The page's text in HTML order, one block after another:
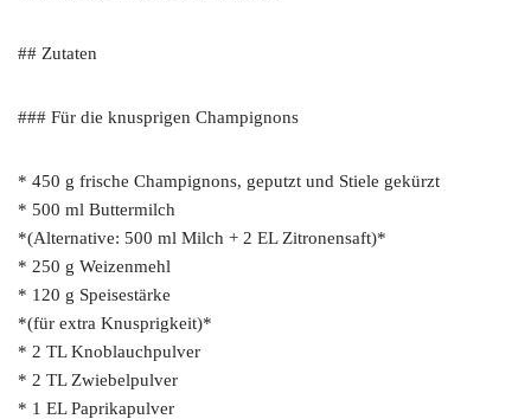
## Zutaten
### Für die knusprigen Champignons
* 450 g frische Champignons, geputzt und Stiele gekürzt
* 500 ml Buttermilch
*(Alternative: 500 ml Milch + 2 EL Zitronensaft)*
* 250 g Weizenmehl
* 120 g Speisestärke
*(für extra Knusprigkeit)*
* 2 TL Knoblauchpulver
* 2 TL Zwiebelpulver
* 1 EL Paprikapulver